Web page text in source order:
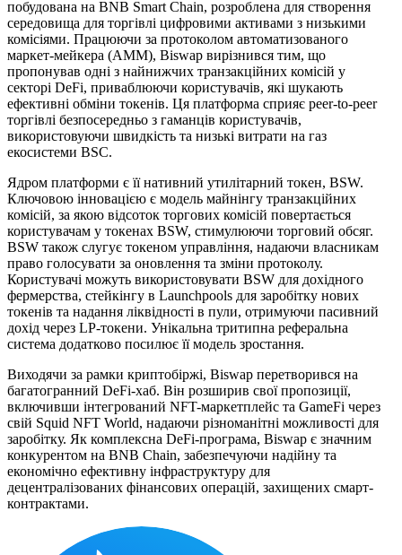
побудована на BNB Smart Chain, розроблена для створення
середовища для торгівлі цифровими активами з низькими
комісіями. Працюючи за протоколом автоматизованого
маркет-мейкера (AMM), Biswap вирізнився тим, що
пропонував одні з найнижчих транзакційних комісій у
секторі DeFi, приваблюючи користувачів, які шукають
ефективні обміни токенів. Ця платформа сприяє peer-to-peer
торгівлі безпосередньо з гаманців користувачів,
використовуючи швидкість та низькі витрати на газ
екосистеми BSC.
Ядром платформи є її нативний утилітарний токен, BSW.
Ключовою інновацією є модель майнінгу транзакційних
комісій, за якою відсоток торгових комісій повертається
користувачам у токенах BSW, стимулюючи торговий обсяг.
BSW також слугує токеном управління, надаючи власникам
право голосувати за оновлення та зміни протоколу.
Користувачі можуть використовувати BSW для дохідного
фермерства, стейкінгу в Launchpools для заробітку нових
токенів та надання ліквідності в пули, отримуючи пасивний
дохід через LP-токени. Унікальна тритипна реферальна
система додатково посилює її модель зростання.
Виходячи за рамки криптобіржі, Biswap перетворився на
багатогранний DeFi-хаб. Він розширив свої пропозиції,
включивши інтегрований NFT-маркетплейс та GameFi через
свій Squid NFT World, надаючи різноманітні можливості для
заробітку. Як комплексна DeFi-програма, Biswap є значним
конкурентом на BNB Chain, забезпечуючи надійну та
економічно ефективну інфраструктуру для
децентралізованих фінансових операцій, захищених смарт-
контрактами.